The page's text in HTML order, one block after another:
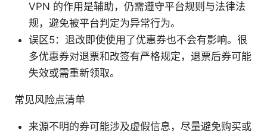
VPN 的作用是辅助，仍需遵守平台规则与法律法
规，避免被平台判定为异常行为。
误区5：退改即使使用了优惠券也不会有影响。很
多优惠券对退票和改签有严格规定，退票后券可能
失效或需重新领取。
常见风险点清单
来源不明的券可能涉及虚假信息，尽量避免购买或